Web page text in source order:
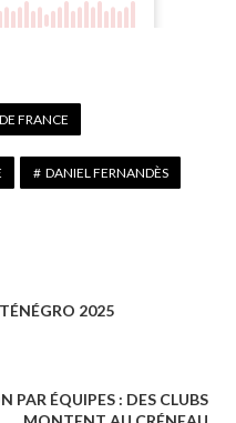
FRANCE
DANIEL FERNANDÈS
2025
PAR ÉQUIPES : DES CLUBS